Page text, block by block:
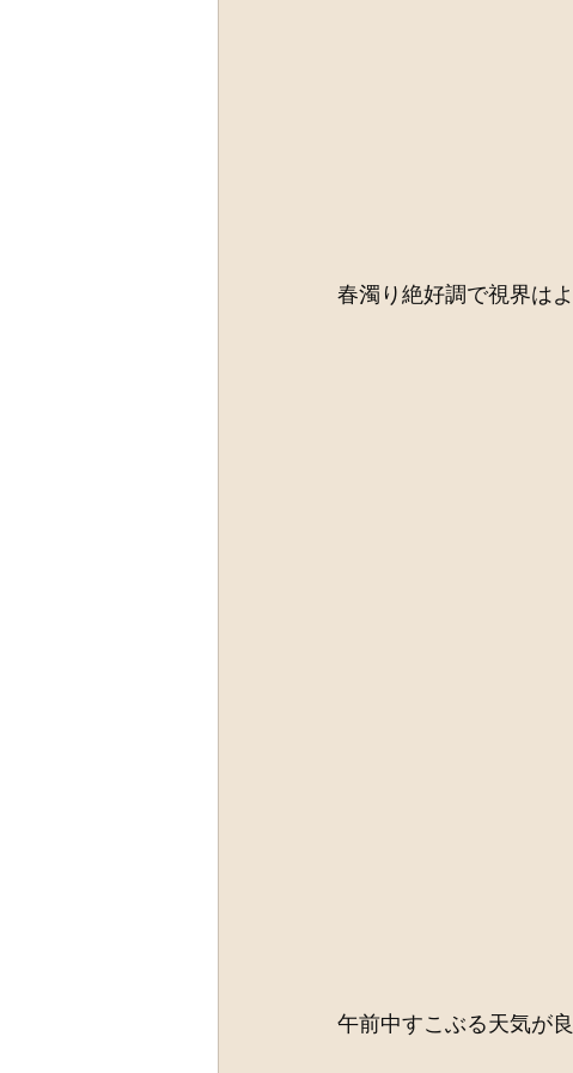
春濁り絶好調で視界は
午前中すこぶる天気が